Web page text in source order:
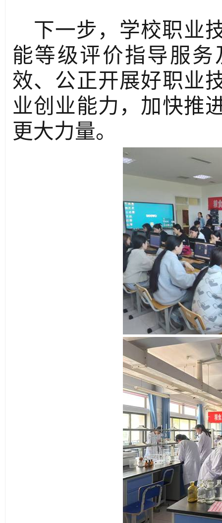
下一步，学校职业
能等级评价指导服
效、公正开展好职业
业创业能力，加快推
更大力量。